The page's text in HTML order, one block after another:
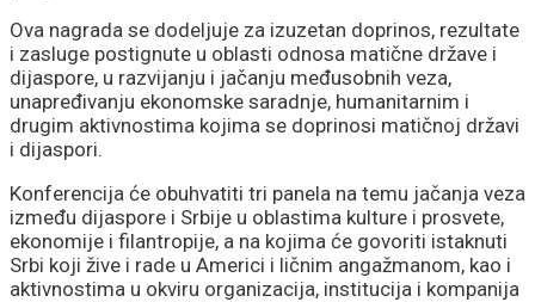
Ova nagrada se dodeljuje za izuzetan doprinos, rezultate
i zasluge postignute u oblasti odnosa matične države i
dijaspore, u razvijanju i jačanju međusobnih veza,
unapređivanju ekonomske saradnje, humanitarnim i
drugim aktivnostima kojima se doprinosi matičnoj državi
i dijaspori.
Konferencija će obuhvatiti tri panela na temu jačanja veza
između dijaspore i Srbije u oblastima kulture i prosvete,
ekonomije i filantropije, a na kojima će govoriti istaknuti
Srbi koji žive i rade u Americi i ličnim angažmanom, kao i
aktivnostima u okviru organizacija, institucija i kompanija